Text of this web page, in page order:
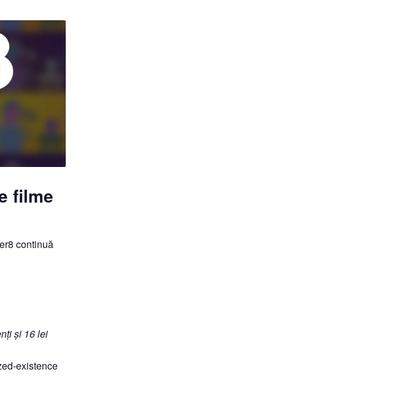
filme
continuă
și 16 lei
existence